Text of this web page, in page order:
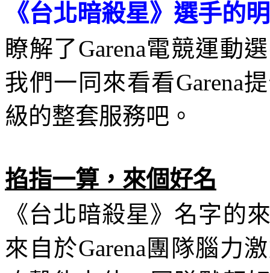
《台北暗殺星》選手的
瞭解了Garena電競運動
我們一同來看看Garena
級的整套服務吧。
掐指一算，來個好名
《台北暗殺星》名字的
來自於Garena團隊腦力